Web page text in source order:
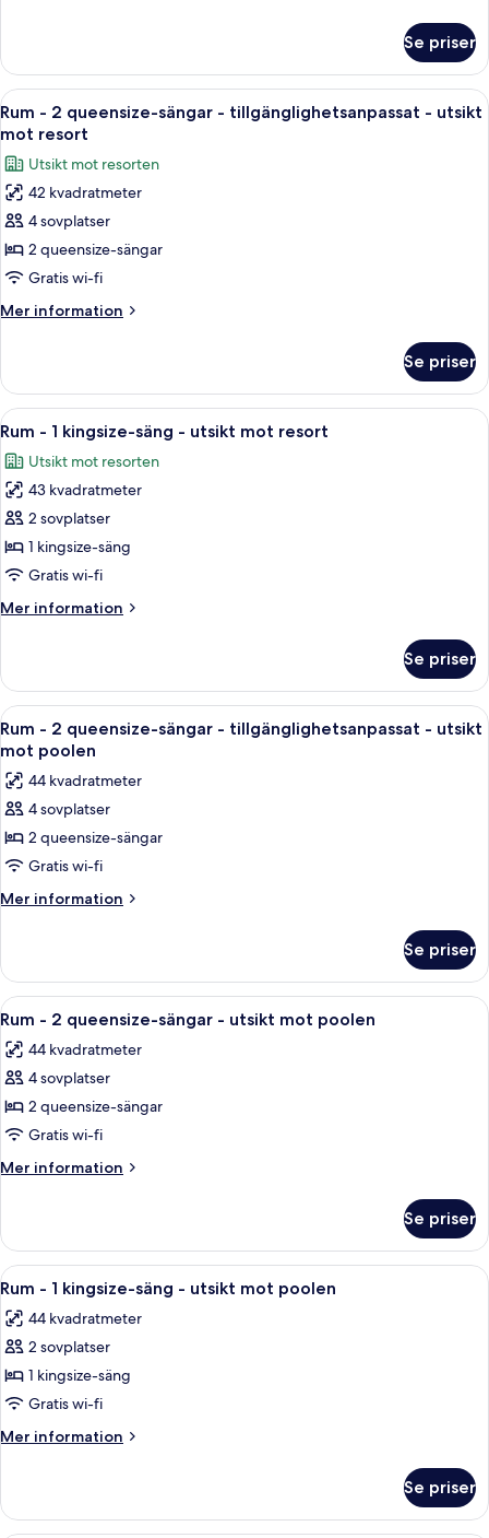
mot
resort
-
queensize-
sängar
utsikt
mot
resort
Se priser
Öppna
alla
foton
för
Rum
-
2
queensize-
sängar
-
-
utsikt
mot
resort
Ett hotellrum med två sängar, ett
6
Rum - 2 queensize-sängar - tillgänglighetsanpassat - utsikt
mot resort
Utsikt mot resorten
42 kvadratmeter
4 sovplatser
2 queensize-sängar
Gratis wi-fi
Mer information
Mer
-
queensize-
-
tillgänglighetsanpassat
utsikt
mot
resort
Se priser
Öppna
alla
foton
för
Rum
-
1
säng
mot
resort
Ett hotellrum med en stor säng, ett
5
Rum - 1 kingsize-säng - utsikt mot resort
Utsikt mot resorten
43 kvadratmeter
2 sovplatser
1 kingsize-säng
Gratis wi-fi
Mer information
Mer
-
kingsize-
säng
utsikt
mot
Se priser
Öppna
alla
foton
för
Rum
-
2
queensize-
tillgänglighetsanpassat
utsikt
mot
poolen
Ett hotellrum med två sängar, ett
7
Rum - 2 queensize-sängar - tillgänglighetsanpassat - utsikt
mot poolen
44 kvadratmeter
4 sovplatser
2 queensize-sängar
Gratis wi-fi
Mer information
Mer
-
queensize-
tillgänglighetsanpassat
utsikt
mot
Se priser
Öppna
alla
foton
för
Rum
-
2
queensize-
-
utsikt
mot
poolen
Ett hotellrum med två sängar, en
5
Rum - 2 queensize-sängar - utsikt mot poolen
44 kvadratmeter
4 sovplatser
2 queensize-sängar
Gratis wi-fi
Mer information
Mer
-
queensize-
utsikt
poolen
Se priser
Öppna
alla
foton
för
Rum
-
1
kingsize-
-
utsikt
Ett hotellrum med en säng, ett
5
Rum - 1 kingsize-säng - utsikt mot poolen
44 kvadratmeter
2 sovplatser
1 kingsize-säng
Gratis wi-fi
Mer information
Mer
-
Se priser